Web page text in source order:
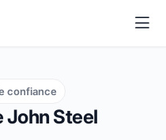
John Steel
confiance